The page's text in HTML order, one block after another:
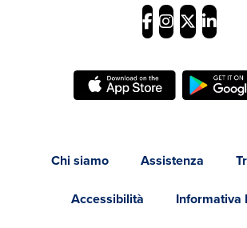
Chi siamo Assistenza
Accessibilità Informativa